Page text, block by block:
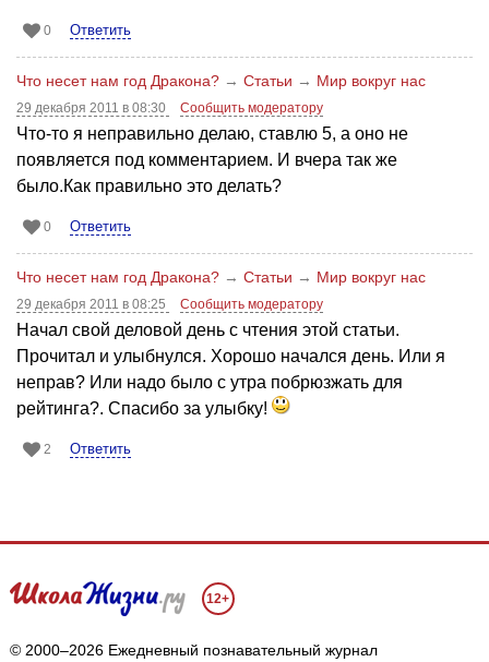
0 Ответить
Что несет нам год Дракона? → Статьи → Мир вокруг нас
29 декабря 2011 в 08:30 Сообщить модератору
Что-то я неправильно делаю, ставлю 5, а оно не
появляется под комментарием. И вчера так же
было.Как правильно это делать?
0 Ответить
Что несет нам год Дракона? → Статьи → Мир вокруг нас
29 декабря 2011 в 08:25 Сообщить модератору
Начал свой деловой день с чтения этой статьи.
Прочитал и улыбнулся. Хорошо начался день. Или я
неправ? Или надо было с утра побрюзжать для
рейтинга?. Спасибо за улыбку!
2 Ответить
12+
© 2000–2026 Ежедневный познавательный журнал